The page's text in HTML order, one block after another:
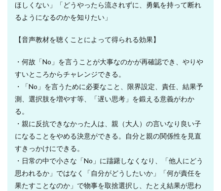
ほしくない」「どうやったら流されずに、勇氣を持って断れ
るようになるのかを知りたい」
【音声教材を聴くことによって得られる効果】
・何故「No」を言うことが大事なのかが再確認でき、やりや
すいところからチャレンジできる。
・「No」を言うために必要なこと、限界設定、責任、結果予
測、選択肢を増やす等、「遅い思考」を鍛える意義がわか
る。
・親に反抗できなかった人は、親（大人）の言いなり良い子
になることをやめる決意ができる。自分と親の関係性を見直
すきっかけにできる。
・日常の中で小さな「No」に躊躇しなくなり、「他人にどう
思われるか」ではなく「自分がどうしたいか」「何が責任を
果たすことなのか」で物事を取捨選択し、たとえ結果が思わ